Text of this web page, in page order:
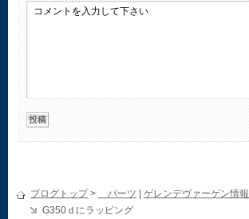
ブログトップ> パーツ ゲレンデヴァーゲン情報
G350ｄにラッピング